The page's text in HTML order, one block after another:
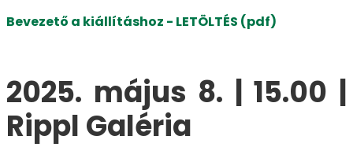
Bevezető a kiállításhoz - LETÖLTÉS (pdf)
2025. május 8. | 15.00 |
Rippl Galéria